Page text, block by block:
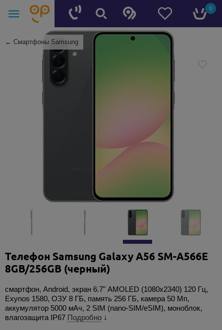
0
← Смартфоны Samsung
Телефон Samsung Galaxy A56 SM-A566E
8GB/256GB (черный)
смартфон, Android, экран 6.7" AMOLED (1080x2340) 120 Гц,
Exynos 1580, ОЗУ 8 ГБ, память 256 ГБ, камера 50 Мп,
аккумулятор 5000 мАч, 2 SIM (nano-SIM/eSIM), моноблок,
влагозащита IP67 Подробно ↓